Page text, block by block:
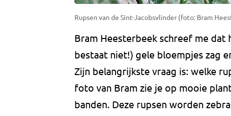
Rupsen van de Sint-Jacobsvlinder (foto: Bram
Bram Heesterbeek schreef me
bestaat niet!) gele bloempjes zag
Zijn belangrijkste vraag is: welke
foto van Bram zie je op mooie
banden. Deze rupsen worden